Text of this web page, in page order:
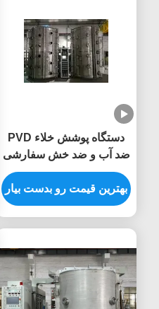
دستگاه پوشش خلاء PVD
ضد آب و ضد خش سفارشی
برای صفحه نمایش پارتیشن
تزئینی
بهترین قیمت رو بدست بیار